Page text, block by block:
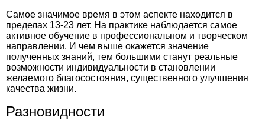
Самое значимое время в этом аспекте находится в
пределах 13-23 лет. На практике наблюдается самое
активное обучение в профессиональном и творческом
направлении. И чем выше окажется значение
полученных знаний, тем большими станут реальные
возможности индивидуальности в становлении
желаемого благосостояния, существенного улучшения
качества жизни.
Разновидности